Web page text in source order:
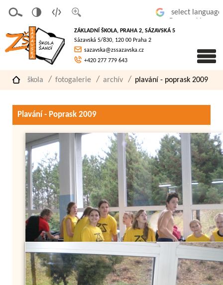
písmo
á
verze
pro
slaboz
raké
ZÁKLADNÍ ŠKOLA, PRAHA 2, SÁZAVSKÁ 5
Sázavská 5/830, 120 00 Praha 2
sazavska@zssazavska.cz
+420 277 779 643
škola fotogalerie archív plavání - poprask 2009
Plavání - Poprask 2009